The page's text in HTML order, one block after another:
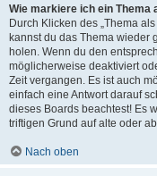
Wie markiere ich ein Thema
Durch Klicken des „Thema
kannst du das Thema wieder
holen. Wenn du den
möglicherweise deaktiviert
Zeit vergangen. Es ist auch
einfach eine Antwort darauf
dieses Boards beachtest! Es
triftigen Grund auf alte oder
Nach oben